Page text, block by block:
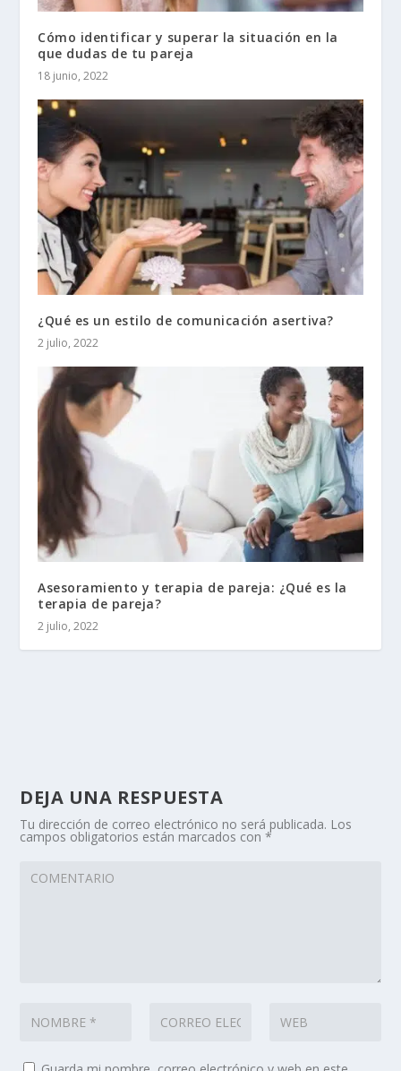
Cómo identificar y superar la situación en la
que dudas de tu pareja
18 junio, 2022
¿Qué es un estilo de comunicación asertiva?
2 julio, 2022
Asesoramiento y terapia de pareja: ¿Qué es la
terapia de pareja?
2 julio, 2022
DEJA UNA RESPUESTA
Tu dirección de correo electrónico no será publicada. Los
campos obligatorios están marcados con*